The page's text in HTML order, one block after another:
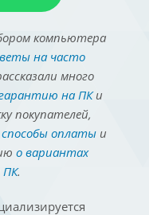
компьютера
на часто
много
на ПКи
покупателей,
способы оплатыи
о вариантах
ПК.